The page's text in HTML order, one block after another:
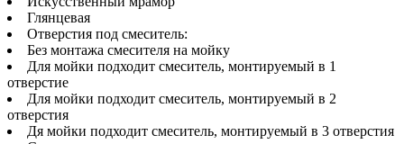
Глянцевая
Отверстия под смеситель:
Без монтажа смесителя на мойку
Для мойки подходит смеситель, монтируемый в 1
отверстие
Для мойки подходит смеситель, монтируемый в 2
отверстия
Дя мойки подходит смеситель, монтируемый в 3 отверстия